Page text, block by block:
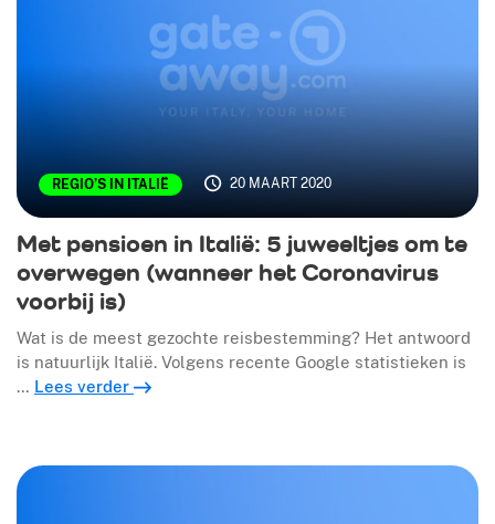
REGIO’S IN ITALIË 20 MAART 2020
Met pensioen in Italië: 5 juweeltjes om te
overwegen (wanneer het Coronavirus
voorbij is)
Wat is de meest gezochte reisbestemming? Het antwoord
is natuurlijk Italië. Volgens recente Google statistieken is
… Lees verder